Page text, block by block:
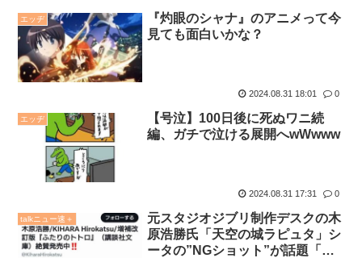
エッヂ
『灼眼のシャナ』のアニメって今
見ても面白いかな？
2024.08.31 18:01 0
エッヂ
【号泣】100日後に死ぬワニ続
編、ガチで泣ける展開へwWwww
2024.08.31 17:31 0
talkニュー速＋
元スタジオジブリ制作デスクの木
原浩勝氏「天空の城ラピュタ」シ
ータの”NGショット”が話題「衝